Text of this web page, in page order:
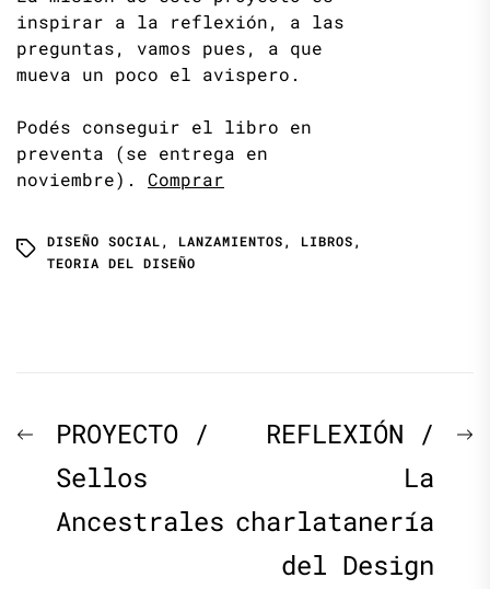
inspirar a la reflexión, a las
preguntas, vamos pues, a que
mueva un poco el avispero.
Podés conseguir el libro en
preventa (se entrega en
noviembre). Comprar
DISEÑO SOCIAL, LANZAMIENTOS, LIBROS,
TEORIA DEL DISEÑO
Navegación
de
entradas
Previous
post:
PROYECTO /
Sellos
Ancestrales
REFLEXIÓN /
La
charlatanería
del Design